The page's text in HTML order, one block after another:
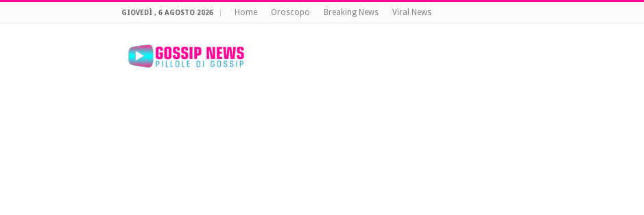
GIOVEDÌ , 6 AGOSTO 2026 Home Oroscopo Breaking News Viral News